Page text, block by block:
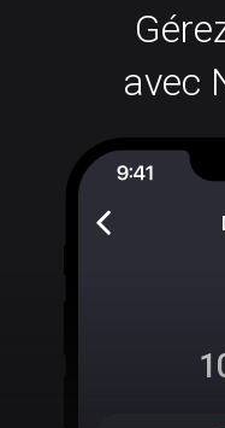
avec